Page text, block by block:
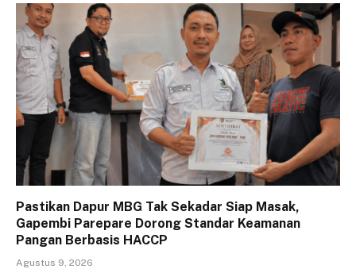
Pastikan Dapur MBG Tak Sekadar Siap Masak,
Gapembi Parepare Dorong Standar Keamanan
Pangan Berbasis HACCP
Agustus 9, 2026